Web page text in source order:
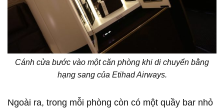
Cánh cửa bước vào một căn phòng khi di chuyển bằng
hạng sang của Etihad Airways.
Ngoài ra, trong mỗi phòng còn có một quầy bar nhỏ